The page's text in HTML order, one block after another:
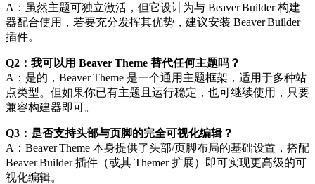
A：虽然主题可独立激活，但它设计为与 Beaver Builder 构建
器配合使用，若要充分发挥其优势，建议安装 Beaver Builder
插件。
Q2：我可以用 Beaver Theme 替代任何主题吗？
A：是的，Beaver Theme 是一个通用主题框架，适用于多种站
点类型。但如果你已有主题且运行稳定，也可继续使用，只要
兼容构建器即可。
Q3：是否支持头部与页脚的完全可视化编辑？
A：Beaver Theme 本身提供了头部/页脚布局的基础设置，搭配
Beaver Builder 插件（或其 Themer 扩展）即可实现更高级的可
视化编辑。